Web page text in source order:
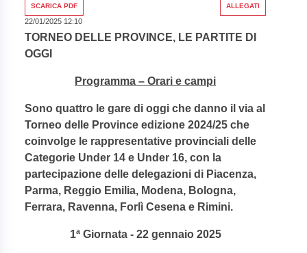
SCARICA PDF ALLEGATI
22/01/2025 12:10
TORNEO DELLE PROVINCE, LE PARTITE DI
OGGI
Programma – Orari e campi
Sono quattro le gare di oggi che danno il via al
Torneo delle Province edizione 2024/25 che
coinvolge le rappresentative provinciali delle
Categorie Under 14 e Under 16, con la
partecipazione delle delegazioni di Piacenza,
Parma, Reggio Emilia, Modena, Bologna,
Ferrara, Ravenna, Forlì Cesena e Rimini.
1ª Giornata - 22 gennaio 2025